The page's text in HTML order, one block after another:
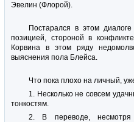
Эвелин (Флорой).
Постарался в этом
позицией, стороной в
Корвина в этом ряду
выяснения пола Блейса.
Что пока плохо на личный,
1. Несколько не совсем
тонкостям.
2. В переводе, несмотря